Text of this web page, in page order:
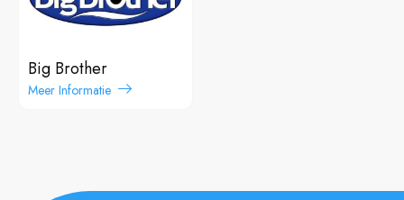
Big Brother
Meer Informatie